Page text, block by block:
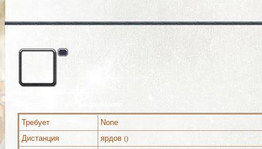
Требует
None
Дистанция
ярдов ()